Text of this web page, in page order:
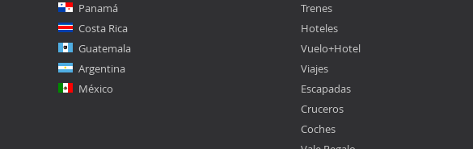
Panamá
Costa Rica
Guatemala
Argentina
México
Trenes
Hoteles
Vuelo+Hotel
Viajes
Escapadas
Cruceros
Coches